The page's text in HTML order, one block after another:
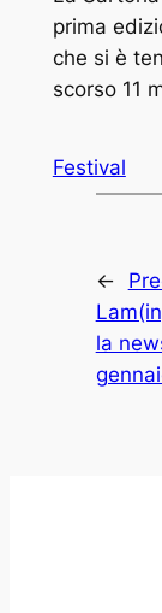
prima
che si è
scorso 11
Festival
←
la